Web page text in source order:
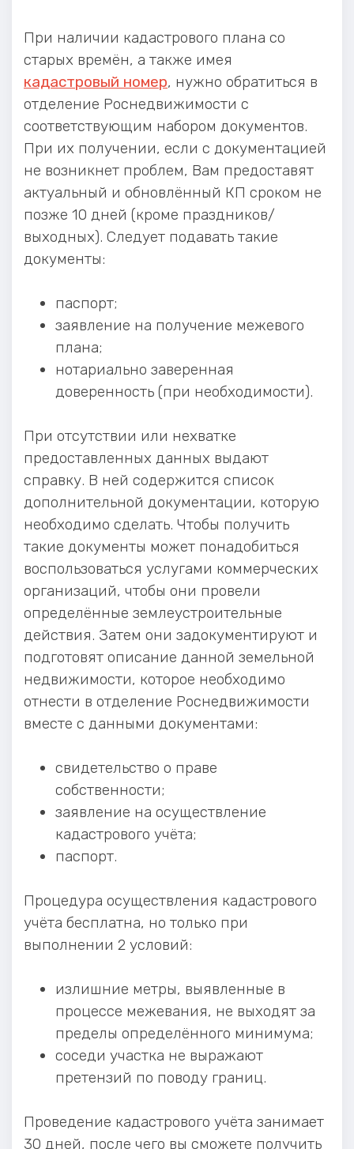
При наличии кадастрового плана со
старых времён, а также имея
кадастровый номер, нужно обратиться в
отделение Роснедвижимости с
соответствующим набором документов.
При их получении, если с документацией
не возникнет проблем, Вам предоставят
актуальный и обновлённый КП сроком не
позже 10 дней (кроме праздников/
выходных). Следует подавать такие
документы:
паспорт;
заявление на получение межевого
плана;
нотариально заверенная
доверенность (при необходимости).
При отсутствии или нехватке
предоставленных данных выдают
справку. В ней содержится список
дополнительной документации, которую
необходимо сделать. Чтобы получить
такие документы может понадобиться
воспользоваться услугами коммерческих
организаций, чтобы они провели
определённые землеустроительные
действия. Затем они задокументируют и
подготовят описание данной земельной
недвижимости, которое необходимо
отнести в отделение Роснедвижимости
вместе с данными документами:
свидетельство о праве
собственности;
заявление на осуществление
кадастрового учёта;
паспорт.
Процедура осуществления кадастрового
учёта бесплатна, но только при
выполнении 2 условий:
излишние метры, выявленные в
процессе межевания, не выходят за
пределы определённого минимума;
соседи участка не выражают
претензий по поводу границ.
Проведение кадастрового учёта занимает
30 дней, после чего вы сможете получить